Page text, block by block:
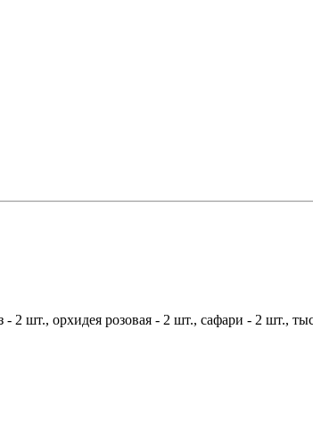
- 2 шт., орхидея розовая - 2 шт., сафари - 2 шт.,